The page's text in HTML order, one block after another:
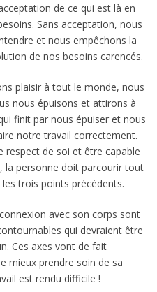
de ce qui est là en
Sans acceptation, nous
et nous empêchons la
de nos besoins carencés.
plaisir à tout le monde, nous
nous épuisons et attirons à
finit par nous épuiser et nous
notre travail correctement.
respect de soi et être capable
la personne doit parcourir tout
trois points précédents.
avec son corps sont
qui devraient être
Ces axes vont de fait
mieux prendre soin de sa
est rendu difficile !